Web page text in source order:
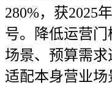
280%，获2025
号。降低运营
场景、预算需
适配本身营业场